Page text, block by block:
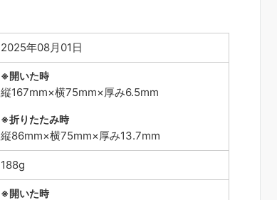
2025年08月01日
開いた時
縦167mm×横75mm×厚み6.5mm
折りたたみ時
縦86mm×横75mm×厚み13.7mm
188g
開いた時